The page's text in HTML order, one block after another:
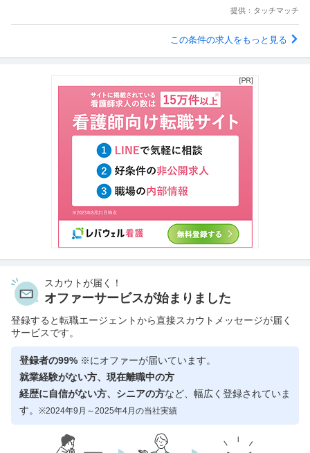
提供：タッチマッチ
この条件の求人をもっと見る
スカウトが届く！
オファーサービスが始まりました
登録すると転職エージェントから直接スカウトメッセージが届く
サービスです。
登録者の99% ※にオファーが届いています。
就業経験がない方、現在離職中の方
経歴に自信がない方、シニアの方など、幅広く登録されていま
す。 ※2024年9月～2025年4月の当社実績